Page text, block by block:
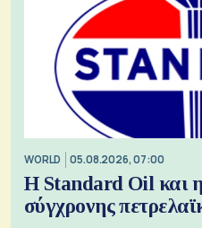
WORLD 05.08.2026, 07:00
Η Standard Oil και
σύγχρονης